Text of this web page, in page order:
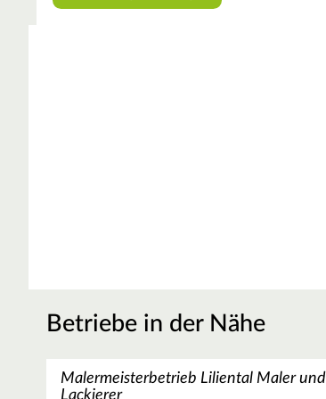
Betriebe in der Nähe
Malermeisterbetrieb Liliental Maler und
Lackierer